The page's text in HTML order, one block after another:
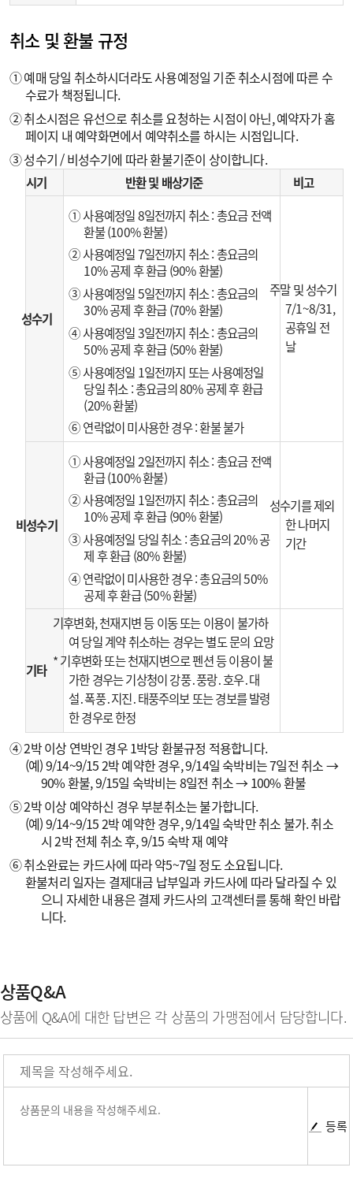
취소 및 환불 규정
① 예매 당일 취소하시더라도 사용예정일 기준 취소시점에 따른 수
수료가 책정됩니다.
② 취소시점은 유선으로 취소를 요청하는 시점이 아닌, 예약자가 홈
페이지 내 예약화면에서 예약취소를 하시는 시점입니다.
③ 성수기 / 비성수기에 따라 환불기준이 상이합니다.
시기 반환 및 배상기준 비고
성수기
① 사용예정일 8일전까지 취소 : 총요금 전액
환불 (100% 환불)
② 사용예정일 7일전까지 취소 : 총요금의
10% 공제 후 환급 (90% 환불)
③ 사용예정일 5일전까지 취소 : 총요금의
30% 공제 후 환급 (70% 환불)
④ 사용예정일 3일전까지 취소 : 총요금의
50% 공제 후 환급 (50% 환불)
⑤ 사용예정일 1일전까지 또는 사용예정일
당일 취소 : 총요금의 80% 공제 후 환급
(20% 환불)
⑥ 연락없이 미사용한 경우 : 환불 불가
주말 및 성수기
7/1~8/31,
공휴일 전
날
비성수기
① 사용예정일 2일전까지 취소 : 총요금 전액
환급 (100% 환불)
② 사용예정일 1일전까지 취소 : 총요금의
10% 공제 후 환급 (90% 환불)
③ 사용예정일 당일 취소 : 총요금의 20% 공
제 후 환급 (80% 환불)
④ 연락없이 미사용한 경우 : 총요금의 50%
공제 후 환급 (50% 환불)
성수기를 제외
한 나머지
기간
기타
기후변화, 천재지변 등 이동 또는 이용이 불가하
여 당일 계약 취소하는 경우는 별도 문의 요망
* 기후변화 또는 천재지변으로 펜션 등 이용이 불
가한 경우는 기상청이 강풍․풍랑․호우․대
설․폭풍․지진․태풍주의보 또는 경보를 발령
한 경우로 한정
④ 2박 이상 연박인 경우 1박당 환불규정 적용합니다.
(예) 9/14~9/15 2박 예약한 경우, 9/14일 숙박비는 7일전 취소 →
90% 환불, 9/15일 숙박비는 8일전 취소 → 100% 환불
⑤ 2박 이상 예약하신 경우 부분취소는 불가합니다.
(예) 9/14~9/15 2박 예약한 경우, 9/14일 숙박만 취소 불가. 취소
시 2박 전체 취소 후, 9/15 숙박 재 예약
⑥ 취소완료는 카드사에 따라 약5~7일 정도 소요됩니다.
환불처리 일자는 결제대금 납부일과 카드사에 따라 달라질 수 있
으니 자세한 내용은 결제 카드사의 고객센터를 통해 확인 바랍
니다.
상품Q&A
상품에 Q&A에 대한 답변은 각 상품의 가맹점에서 담당합니다.
등록